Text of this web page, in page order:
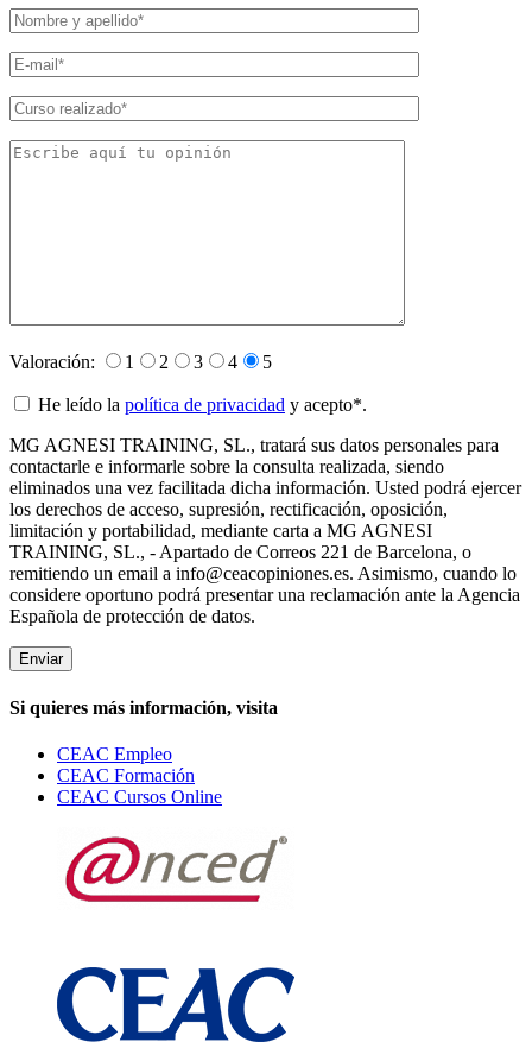
Valoración: 1 2 3 4 5
He leído la política de privacidad y acepto*.
MG AGNESI TRAINING, SL., tratará sus datos personales para
contactarle e informarle sobre la consulta realizada, siendo
eliminados una vez facilitada dicha información. Usted podrá ejercer
los derechos de acceso, supresión, rectificación, oposición,
limitación y portabilidad, mediante carta a MG AGNESI
TRAINING, SL., - Apartado de Correos 221 de Barcelona, o
remitiendo un email a info@ceacopiniones.es. Asimismo, cuando lo
considere oportuno podrá presentar una reclamación ante la Agencia
Española de protección de datos.
Si quieres más información, visita
CEAC Empleo
CEAC Formación
CEAC Cursos Online